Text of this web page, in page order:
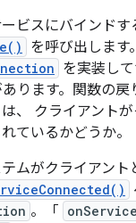
ビスにバインドす
を呼び出します
を実装し
ります。関数の戻
は、 クライアント
ているかどうか。
ムがクライアン
。「